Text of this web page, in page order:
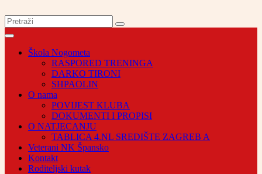
Škola Nogometa
RASPORED TRENINGA
DARKO TIRONI
SHPAOLIN
O nama
POVIJEST KLUBA
DOKUMENTI I PROPISI
O NATJECANJU
TABLICA 4.NL SREDIŠTE ZAGREB A
Veterani NK Špansko
Kontakt
Roditeljski kutak